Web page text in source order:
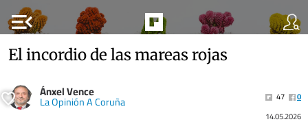
menu_open
El incordio de las mareas rojas
Ánxel Vence
La Opinión A Coruña 47
0
14.05.2026